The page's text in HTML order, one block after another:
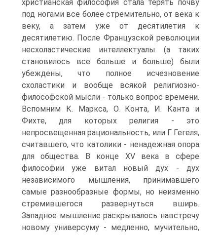
христианская философия стала терять почву
под ногами все более стремительно, от века к
веку, а затем уже от десятилетия к
десятилетию. После Французской революции
несхоластические интеллектуалы (а таких
станови­лось все больше и больше) были
убеждены, что полное исчезно­вение
схоластики и вообще всякой религиозно-
философской мысли - только вопрос времени.
Вспомним К. Маркса, О. Конта, И. Канта и
Фихте, для которых религия - это
непросвещенная рациональность, или Г. Гегеля,
считавшего, что католики - нена­дежная опора
для общества. В конце XV века в сфере
философии уже витал новый дух - дух
независимого мышления, принимав­шего
самые разнообразные формы, но неизменно
стремившегося развернуться вширь.
Западное мышление раскрывалось навстре­чу
новому универсуму - медленно, мучительно,